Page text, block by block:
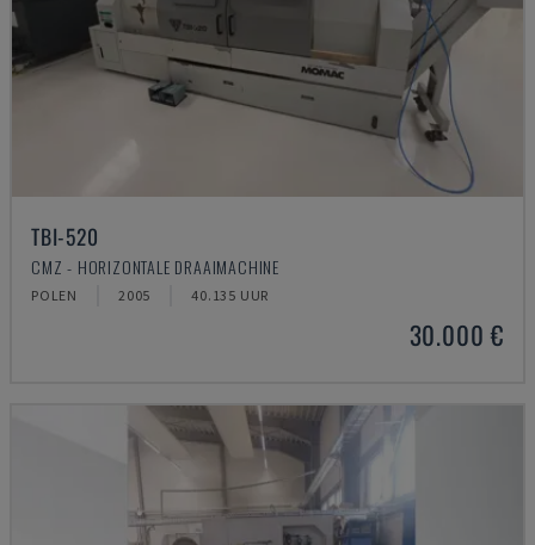
TBI-520
CMZ - HORIZONTALE DRAAIMACHINE
POLEN 2005 40.135 UUR
30.000 €